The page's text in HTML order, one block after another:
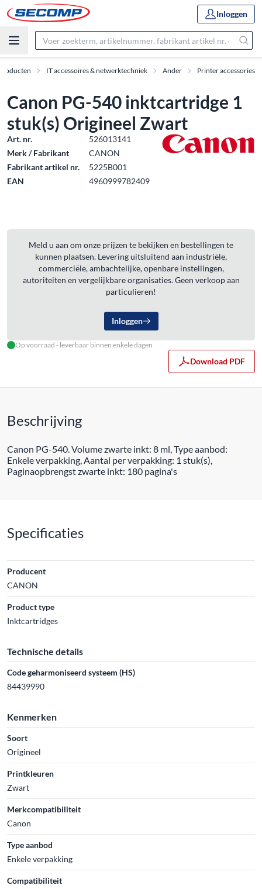
Inloggen
IT accessoires & netwerktechniek Ander Printer accessories
Canon PG-540 inktcartridge 1
stuk(s) Origineel Zwart
Art. nr.
526013141
Merk / Fabrikant
CANON
Fabrikant artikel nr.
5225B001
EAN
4960999782409
Meld u aan om onze prijzen te bekijken en bestellingen te
kunnen plaatsen. Levering uitsluitend aan industriële,
commerciële, ambachtelijke, openbare instellingen,
autoriteiten en vergelijkbare organisaties. Geen verkoop aan
particulieren!
Inloggen
Op voorraad - leverbaar binnen enkele dagen
Download PDF
Beschrijving
Canon PG-540. Volume zwarte inkt: 8 ml, Type aanbod:
Enkele verpakking, Aantal per verpakking: 1 stuk(s),
Paginaopbrengst zwarte inkt: 180 pagina's
Specificaties
Producent
CANON
Product type
Inktcartridges
Technische details
Code geharmoniseerd systeem (HS)
84439990
Kenmerken
Soort
Origineel
Printkleuren
Zwart
Merkcompatibiliteit
Canon
Type aanbod
Enkele verpakking
Compatibiliteit